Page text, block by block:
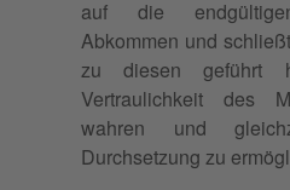
auf die
Abkommen und
zu diesen geführt
Vertraulichkeit des
wahren und
Durchsetzung zu